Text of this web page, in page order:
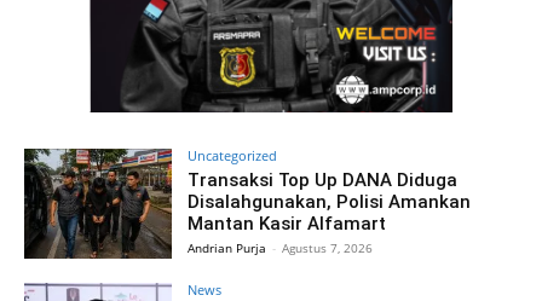
Uncategorized
Transaksi Top Up DANA Diduga
Disalahgunakan, Polisi Amankan
Mantan Kasir Alfamart
Andrian Purja - Agustus 7, 2026
News